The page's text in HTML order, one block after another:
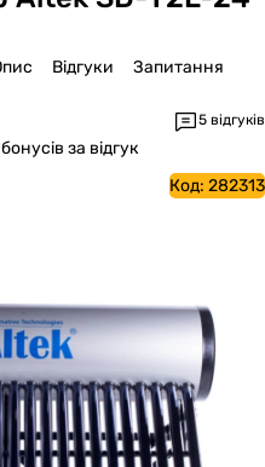
Відгуки Запитання
5 відгуків
за відгук
Код: 282313